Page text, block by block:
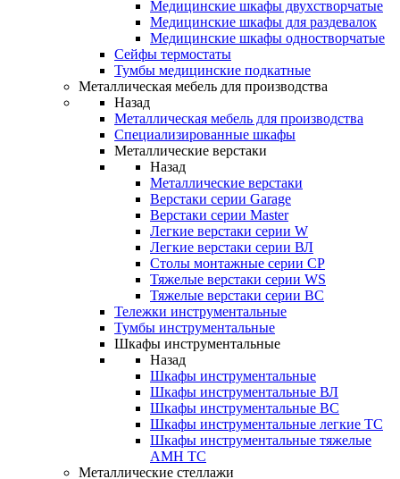
Медицинские шкафы двухстворчатые
Медицинские шкафы для раздевалок
Медицинские шкафы одностворчатые
Сейфы термостаты
Тумбы медицинские подкатные
Металлическая мебель для производства
Назад
Металлическая мебель для производства
Cпециализированные шкафы
Металлические верстаки
Назад
Металлические верстаки
Верстаки серии Garage
Верстаки серии Master
Легкие верстаки серии W
Легкие верстаки серии ВЛ
Столы монтажные серии СР
Тяжелые верстаки серии WS
Тяжелые верстаки серии ВС
Тележки инструментальные
Тумбы инструментальные
Шкафы инструментальные
Назад
Шкафы инструментальные
Шкафы инструментальные ВЛ
Шкафы инструментальные ВС
Шкафы инструментальные легкие ТС
Шкафы инструментальные тяжелые
AMH TC
Металлические стеллажи